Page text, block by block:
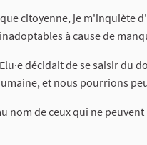
citoyenne, je m'inquiète
à cause de
Elu·e décidait de se saisir
et nous pourrions
nom de ceux qui ne